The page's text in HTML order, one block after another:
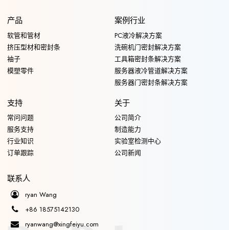
产品
软管和管材
挤压型材和密封条
袖子
模塑零件
案例行业
PC液冷解决方案
洗碗机门密封解决方案
工具箱密封条解决方案
服务器液冷管道解决方案
服务器门密封条解决方案
支持
常问问题
服务支持
行业知识
订单跟踪
关于
公司简介
制造能力
实验室检测中心
公司新闻
联系人
ryan Wang
+86 18575142130
ryanwang@xingfeiyu.com